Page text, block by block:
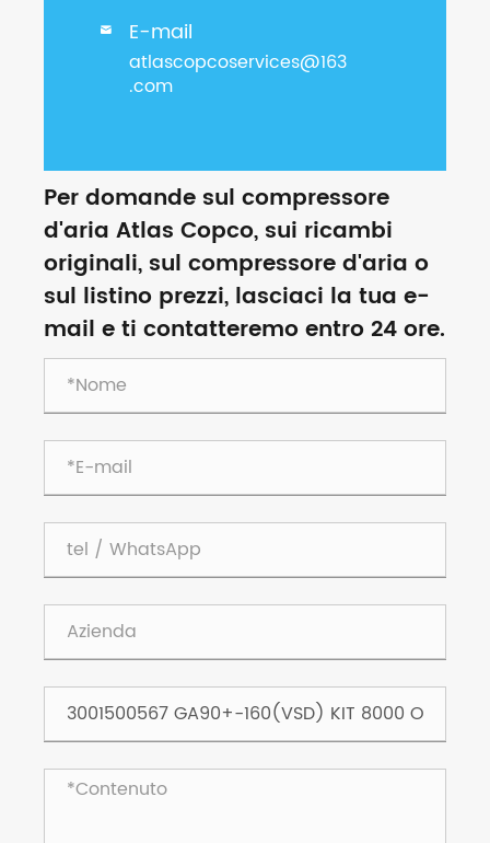
 E-mail
atlascopcoservices@163
.com
Per domande sul compressore
d'aria Atlas Copco, sui ricambi
originali, sul compressore d'aria o
sul listino prezzi, lasciaci la tua e-
mail e ti contatteremo entro 24 ore.